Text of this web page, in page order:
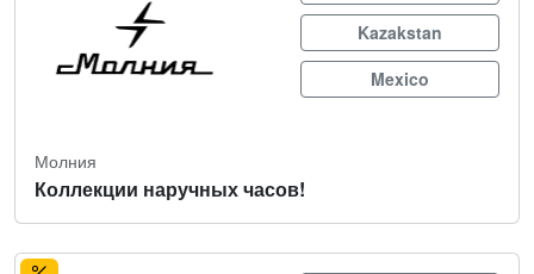
Kazakstan
Mexico
Молния
Коллекции наручных часов!